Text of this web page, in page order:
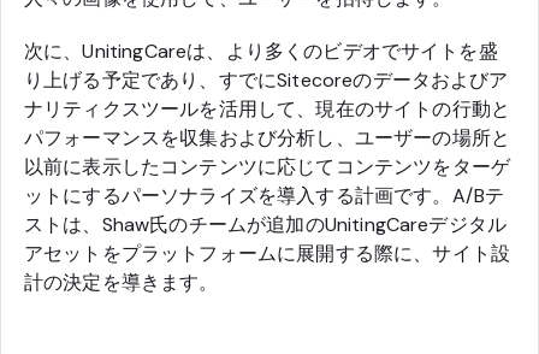
次に、UnitingCareは、より多くのビデオでサイトを盛
り上げる予定であり、すでにSitecoreのデータおよびア
ナリティクスツールを活用して、現在のサイトの行動と
パフォーマンスを収集および分析し、ユーザーの場所と
以前に表示したコンテンツに応じてコンテンツをターゲ
ットにするパーソナライズを導入する計画です。A/Bテ
ストは、Shaw氏のチームが追加のUnitingCareデジタル
アセットをプラットフォームに展開する際に、サイト設
計の決定を導きます。